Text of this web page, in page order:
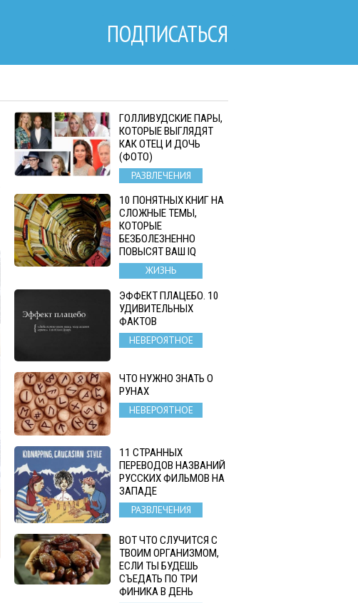
ПОДПИСАТЬСЯ
ГОЛЛИВУДСКИЕ ПАРЫ,
КОТОРЫЕ ВЫГЛЯДЯТ
КАК ОТЕЦ И ДОЧЬ
(ФОТО)
РАЗВЛЕЧЕНИЯ
10 ПОНЯТНЫХ КНИГ НА
СЛОЖНЫЕ ТЕМЫ,
КОТОРЫЕ
БЕЗБОЛЕЗНЕННО
ПОВЫСЯТ ВАШ IQ
ЖИЗНЬ
ЭФФЕКТ ПЛАЦЕБО. 10
УДИВИТЕЛЬНЫХ
ФАКТОВ
НЕВЕРОЯТНОЕ
ЧТО НУЖНО ЗНАТЬ О
РУНАХ
НЕВЕРОЯТНОЕ
11 СТРАННЫХ
ПЕРЕВОДОВ НАЗВАНИЙ
РУССКИХ ФИЛЬМОВ НА
ЗАПАДЕ
РАЗВЛЕЧЕНИЯ
ВОТ ЧТО СЛУЧИТСЯ С
ТВОИМ ОРГАНИЗМОМ,
ЕСЛИ ТЫ БУДЕШЬ
СЪЕДАТЬ ПО ТРИ
ФИНИКА В ДЕНЬ